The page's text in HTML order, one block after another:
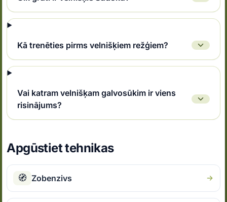
Kā trenēties pirms velnišķiem režģiem?
Vai katram velnišķam galvosūkim ir viens
risinājums?
Apgūstiet tehnikas
🧭 Zobenzivs